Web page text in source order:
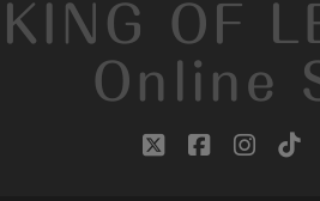
KING OF
Online
twitterfacebook